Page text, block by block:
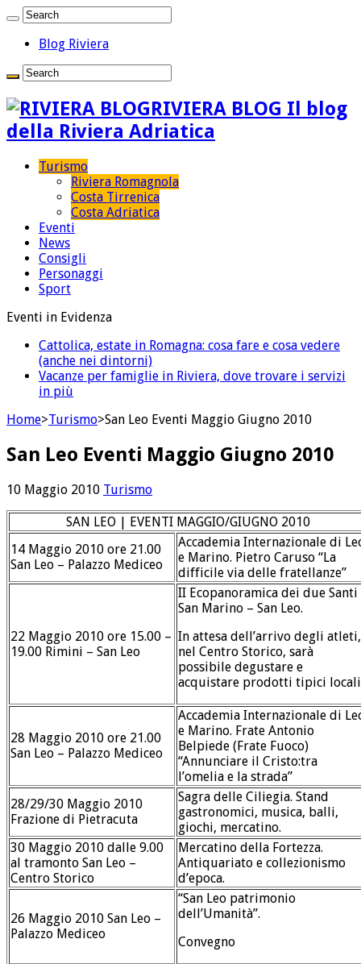
Blog Riviera
RIVIERA BLOG Il blog
della Riviera Adriatica
Turismo
Riviera Romagnola
Costa Tirrenica
Costa Adriatica
Eventi
News
Consigli
Personaggi
Sport
Eventi in Evidenza
Cattolica, estate in Romagna: cosa fare e cosa vedere
(anche nei dintorni)
Vacanze per famiglie in Riviera, dove trovare i servizi
in più
Home>Turismo>San Leo Eventi Maggio Giugno 2010
San Leo Eventi Maggio Giugno 2010
10 Maggio 2010 Turismo
SAN LEO | EVENTI MAGGIO/GIUGNO 2010
14 Maggio 2010 ore 21.00
San Leo – Palazzo Mediceo
Accademia Internazionale di
e Marino. Pietro Caruso “La
difficile via delle fratellanze”
22 Maggio 2010 ore 15.00 –
19.00 Rimini – San Leo
II Ecopanoramica dei due Santi
San Marino – San Leo.
In attesa dell’arrivo degli atleti,
nel Centro Storico, sarà
possibile degustare e
acquistare prodotti tipici locali
28 Maggio 2010 ore 21.00
San Leo – Palazzo Mediceo
Accademia Internazionale di
e Marino. Frate Antonio
Belpiede (Frate Fuoco)
“Annunciare il Cristo:tra
l’omelia e la strada”
28/29/30 Maggio 2010
Frazione di Pietracuta
Sagra delle Ciliegia. Stand
gastronomici, musica, balli,
giochi, mercatino.
30 Maggio 2010 dalle 9.00
al tramonto San Leo –
Centro Storico
Mercatino della Fortezza.
Antiquariato e collezionismo
d’epoca.
26 Maggio 2010 San Leo –
Palazzo Mediceo
“San Leo patrimonio
dell’Umanità”.
Convegno